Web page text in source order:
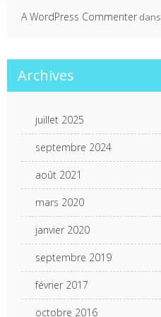
A WordPress Commenter dans
Archives
juillet 2025
septembre 2024
août 2021
mars 2020
janvier 2020
septembre 2019
février 2017
octobre 2016